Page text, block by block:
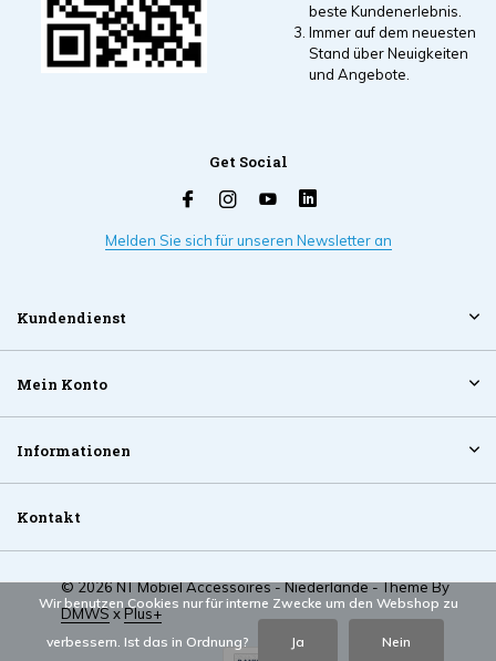
beste Kundenerlebnis.
Immer auf dem neuesten
Stand über Neuigkeiten
und Angebote.
Get Social
Melden Sie sich für unseren Newsletter an
Kundendienst
Mein Konto
Informationen
Kontakt
© 2026 NT Mobiel Accessoires - Niederlande - Theme By
DMWSxPlus+
Wir benutzen Cookies nur für interne Zwecke um den Webshop zu
verbessern. Ist das in Ordnung? Ja Nein